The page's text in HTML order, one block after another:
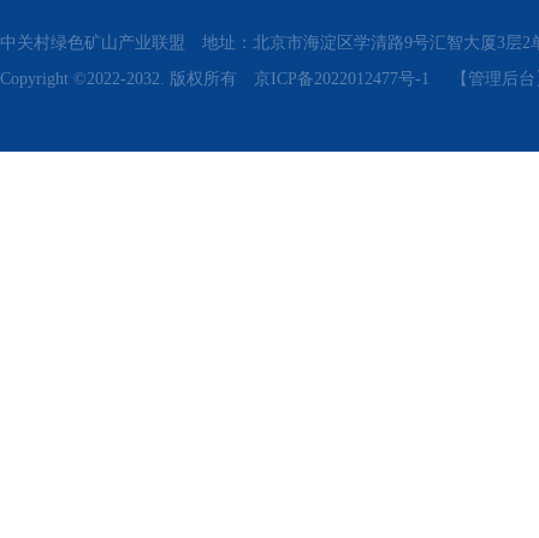
中关村绿色矿山产业联盟 地址：北京市海淀区学清路9号汇智大厦3层
Copyright ©2022-2032. 版权所有 京ICP备2022012477号-1 【管理后